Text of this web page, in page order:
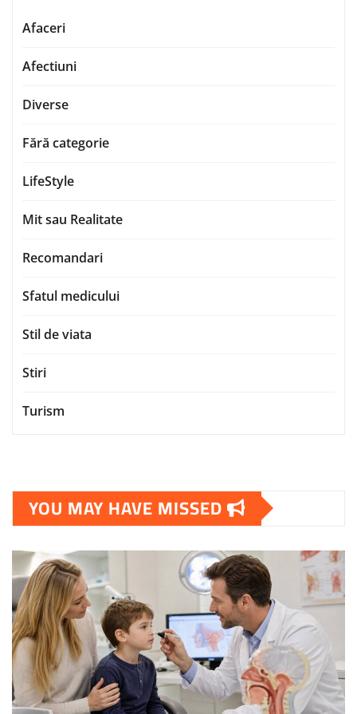
Afaceri
Afectiuni
Diverse
Fără categorie
LifeStyle
Mit sau Realitate
Recomandari
Sfatul medicului
Stil de viata
Stiri
Turism
YOU MAY HAVE MISSED